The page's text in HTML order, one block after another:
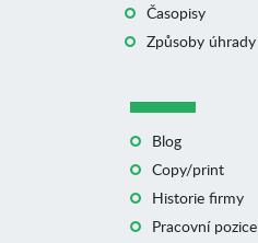
Časopisy
Způsoby úhrady
Blog
Copy/print
Historie firmy
Pracovní pozice